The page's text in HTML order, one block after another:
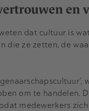
dat cultuur is
die ze zetten, de
om te handelen.
medewerkers